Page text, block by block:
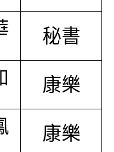
秘書
康樂
康樂